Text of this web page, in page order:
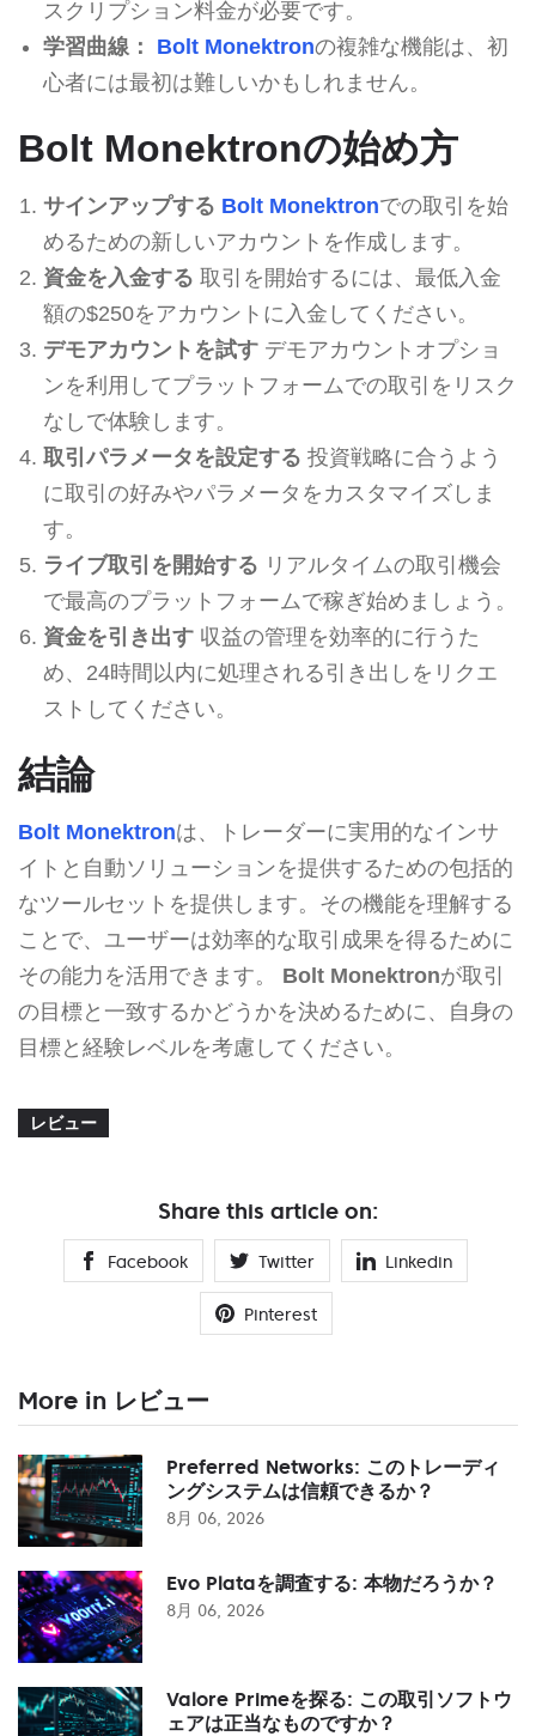
スクリプション料金が必要です。
学習曲線：
Bolt Monektronの複雑な機能は、初
心者には最初は難しいかもしれません。
Bolt Monektronの始め方
サインアップする Bolt Monektronでの取引を始
めるための新しいアカウントを作成します。
資金を入金する 取引を開始するには、最低入金
額の$250をアカウントに入金してください。
デモアカウントを試すデモアカウントオプショ
ンを利用してプラットフォームでの取引をリスク
なしで体験します。
取引パラメータを設定する 投資戦略に合うよう
に取引の好みやパラメータをカスタマイズしま
す。
ライブ取引を開始する リアルタイムの取引機会
で最高のプラットフォームで稼ぎ始めましょう。
資金を引き出す収益の管理を効率的に行うた
め、24時間以内に処理される引き出しをリクエ
ストしてください。
結論
Bolt Monektronは、トレーダーに実用的なインサ
イトと自動ソリューションを提供するための包括的
なツールセットを提供します。その機能を理解する
ことで、ユーザーは効率的な取引成果を得るために
その能力を活用できます。 Bolt Monektronが取引
の目標と一致するかどうかを決めるために、自身の
目標と経験レベルを考慮してください。
レビュー
Share this article on:
Facebook Twitter Linkedin
Pinterest
More in レビュー
Preferred Networks: このトレーディ
ングシステムは信頼できるか？
8月 06, 2026
Evo Plataを調査する: 本物だろうか？
8月 06, 2026
Valore Primeを探る: この取引ソフトウ
ェアは正当なものですか？